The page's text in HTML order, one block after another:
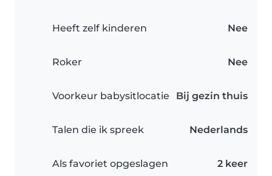
Heeft zelf kinderen Nee
Roker Nee
Voorkeur babysitlocatie Bij gezin thuis
Talen die ik spreek Nederlands
Als favoriet opgeslagen 2 keer